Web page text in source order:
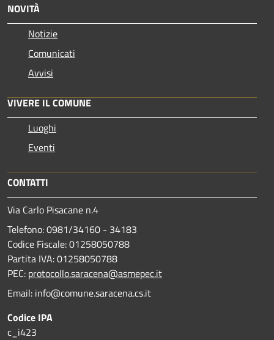
NOVITÀ
Notizie
Comunicati
Avvisi
VIVERE IL COMUNE
Luoghi
Eventi
CONTATTI
Via Carlo Pisacane n.4
Telefono: 0981/34160 - 34183
Codice Fiscale: 01258050788
Partita IVA: 01258050788
PEC: protocollo.saracena@asmepec.it
Email: info@comune.saracena.cs.it
Codice IPA
c_i423